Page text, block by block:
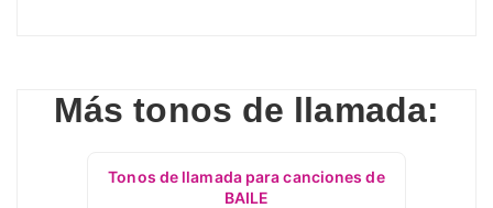
Más tonos de llamada:
Tonos de llamada para canciones de
BAILE